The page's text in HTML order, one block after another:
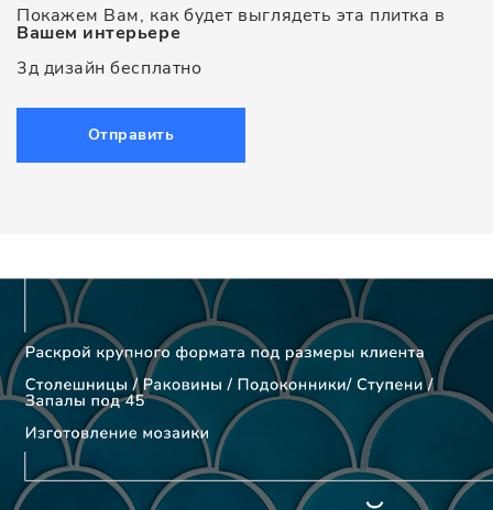
Покажем Вам, как будет выглядеть эта плитка в
Вашем интерьере
3д дизайн бесплатно
Отправить